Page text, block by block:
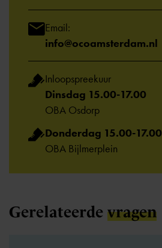
Email:
info@ocoamsterdam.nl
Inloopspreekuur
Dinsdag 15.00-17.00
OBA Osdorp
Donderdag 15.00-17.00
OBA Bijlmerplein
Gerelateerde vragen